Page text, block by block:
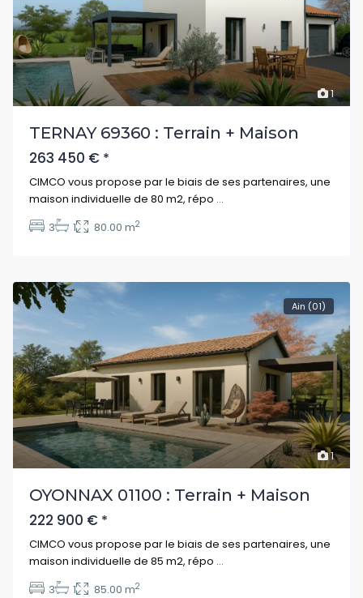
1
TERNAY 69360 : Terrain + Maison
263 450 € *
CIMCO vous propose par le biais de ses partenaires, une
maison individuelle de 80 m2, répo
3 1 80.00 m2
1
Ain (01)
OYONNAX 01100 : Terrain + Maison
222 900 € *
CIMCO vous propose par le biais de ses partenaires, une
maison individuelle de 85 m2, répo
3 1 85.00 m2